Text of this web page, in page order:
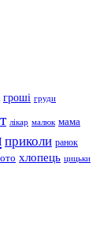
гроші груди
лікар малюк мама
приколи ранок
хлопець цицьки